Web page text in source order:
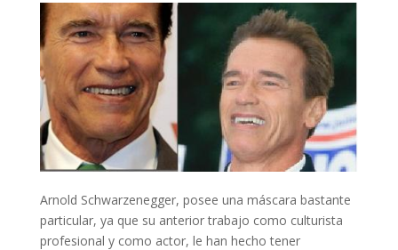
Arnold Schwarzenegger, posee una máscara bastante
particular, ya que su anterior trabajo como culturista
profesional y como actor, le han hecho tener